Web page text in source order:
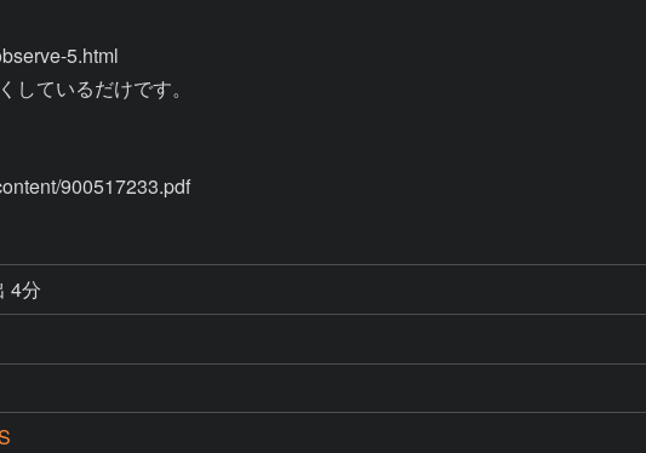
5.html
ているだけです。
4分